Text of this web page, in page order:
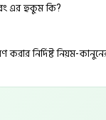
এর হুকুম কি?
করার নির্দিষ্ট নিয়ম-